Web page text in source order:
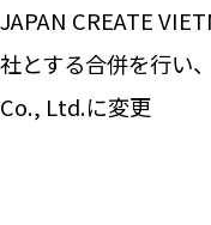
JAPAN CREATE
社とする合併を行い
Co., Ltd.に変更